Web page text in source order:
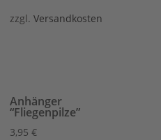
zzgl.Versandkosten
Anhänger
“Fliegenpilze”
3,95€